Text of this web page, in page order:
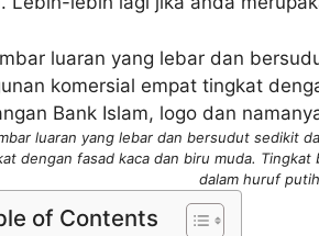
luaran yang lebar dan bersudut sedikit
dengan fasad kaca dan biru muda. Tingkat
dalam huruf
of Contents